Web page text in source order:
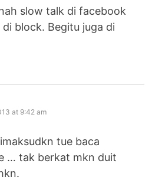
slow talk di facebook
di block. Begitu juga di
at 9:42 am
tue baca
… tak berkat mkn duit